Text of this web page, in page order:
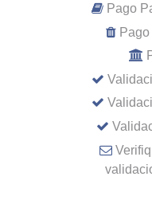
Pago